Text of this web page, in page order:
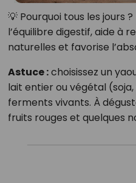
💡 Pourquoi tous les jours
l’équilibre digestif, aide à
naturelles et favorise
Astuce :choisissez un
lait entier ou végétal
ferments vivants. À
fruits rouges et quelques